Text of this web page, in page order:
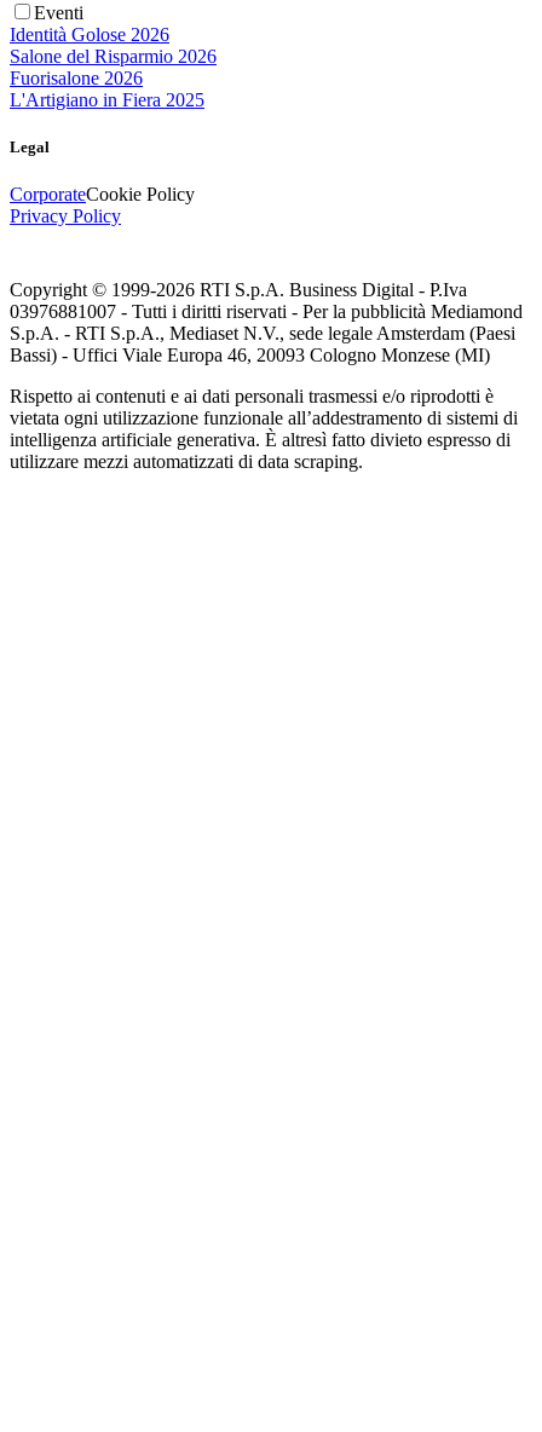
Eventi
Identità Golose 2026
Salone del Risparmio 2026
Fuorisalone 2026
L'Artigiano in Fiera 2025
Legal
CorporateCookie Policy
Privacy Policy
Copyright © 1999-2026 RTI S.p.A. Business Digital - P.Iva
03976881007 - Tutti i diritti riservati - Per la pubblicità Mediamond
S.p.A. - RTI S.p.A., Mediaset N.V., sede legale Amsterdam (Paesi
Bassi) - Uffici Viale Europa 46, 20093 Cologno Monzese (MI)
Rispetto ai contenuti e ai dati personali trasmessi e/o riprodotti è
vietata ogni utilizzazione funzionale all’addestramento di sistemi di
intelligenza artificiale generativa. È altresì fatto divieto espresso di
utilizzare mezzi automatizzati di data scraping.